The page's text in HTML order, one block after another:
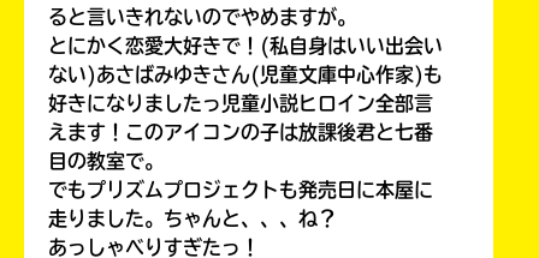
ると言いきれないのでやめますが。
とにかく恋愛大好きで！(私自身はいい出会い
ない)あさばみゆきさん(児童文庫中心作家)も
好きになりましたっ児童小説ヒロイン全部言
えます！このアイコンの子は放課後君と七番
目の教室で。
でもプリズムプロジェクトも発売日に本屋に
走りました。ちゃんと、、、ね？
あっしゃべりすぎたっ！